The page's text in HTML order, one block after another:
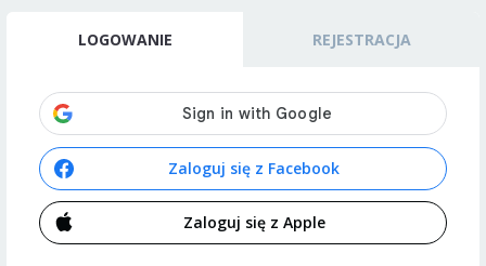
LOGOWANIE REJESTRACJA
Zaloguj się z Facebook
Zaloguj się z Apple